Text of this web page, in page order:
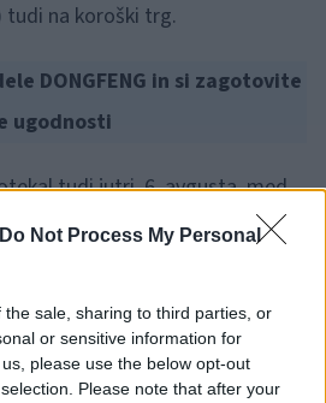
Do Not Process My Personal
sale, sharing to third parties, or
or sensitive information for
please use the below opt-out
Please note that after your
tudi na koroški trg.
DONGFENG in si zagotovite
ugodnosti
tudi jutri, 6. avgusta, med
bi se odločili za nakup vozila med
ekskluzivno ponudbo, ki bo
za nov avtomobil.
1 / 38